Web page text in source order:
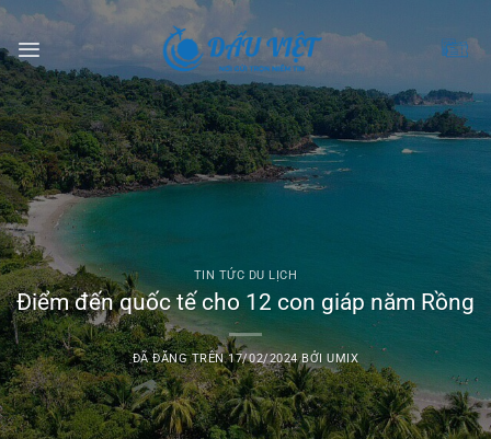
Chuyển
đến
nội
dung
TIN TỨC DU LỊCH
Điểm đến quốc tế cho 12 con giáp năm Rồng
ĐÃ ĐĂNG TRÊN17/02/2024 BỞIUMIX